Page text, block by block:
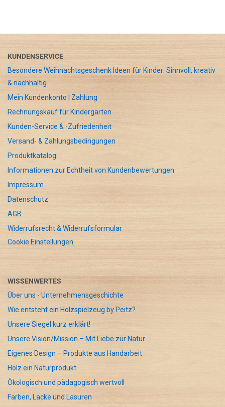
KUNDENSERVICE
Besondere Weihnachtsgeschenk Ideen für Kinder: Sinnvoll, kreativ
& nachhaltig
Mein Kundenkonto | Zahlung
Rechnungskauf für Kindergärten
Kunden-Service & -Zufriedenheit
Versand- & Zahlungsbedingungen
Produktkatalog
Informationen zur Echtheit von Kundenbewertungen
Impressum
Datenschutz
AGB
Widerrufsrecht & Widerrufsformular
Cookie Einstellungen
WISSENWERTES
Über uns - Unternehmensgeschichte
Wie entsteht ein Holzspielzeug by Peitz?
Unsere Siegel kurz erklärt!
Unsere Vision/Mission – Mit Liebe zur Natur
Eigenes Design – Produkte aus Handarbeit
Holz ein Naturprodukt
Ökologisch und pädagogisch wertvoll
Farben, Lacke und Lasuren